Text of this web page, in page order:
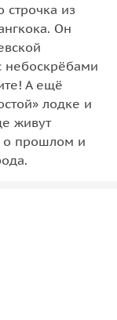
строчка из
Он
небоскрёбами
А ещё
лодке и
живут
о прошлом и